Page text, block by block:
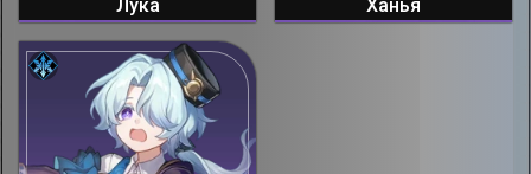
Лука Ханья